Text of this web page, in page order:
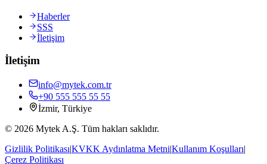
Haberler
SSS
İletişim
İletişim
info@mytek.com.tr
+90 555 555 55 55
İzmir, Türkiye
© 2026 Mytek A.Ş. Tüm hakları saklıdır.
Gizlilik Politikası|KVKK Aydınlatma Metni|Kullanım Koşulları|
Çerez Politikası